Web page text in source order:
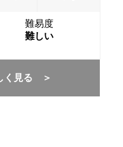
難易度
難しい
く見る ＞